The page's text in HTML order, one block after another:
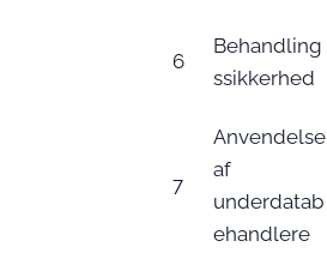
6
Behandling
ssikkerhed
7
Anvendelse
af
underdatab
ehandlere